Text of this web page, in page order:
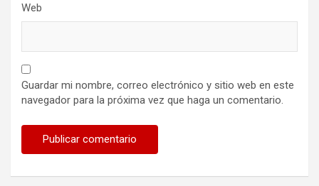
Web
Guardar mi nombre, correo electrónico y sitio web en este
navegador para la próxima vez que haga un comentario.